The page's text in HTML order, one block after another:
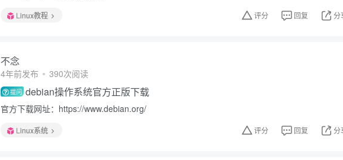
Linux教程 评分 回复 分
不念
4年前发布 390次阅读
提问 debian操作系统官方正版下载
官方下载网址：https://www.debian.org/
Linux系统 评分 回复 分